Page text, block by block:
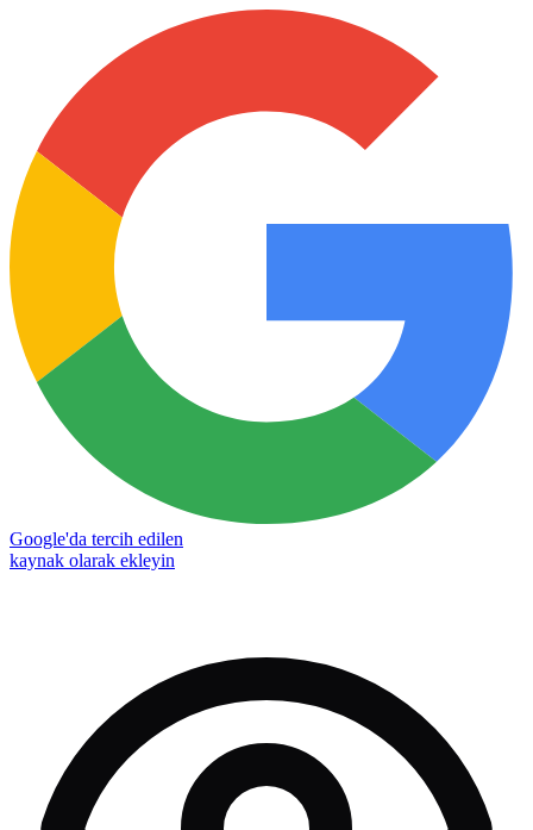
Google'da tercih edilen
kaynak olarak ekleyin